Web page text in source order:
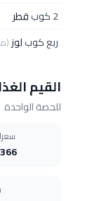
2 كوب
قطر
ربع كوبلوز
القيم
للحصة الواحدة
366 سعرة